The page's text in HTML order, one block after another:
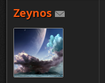
Zeynos